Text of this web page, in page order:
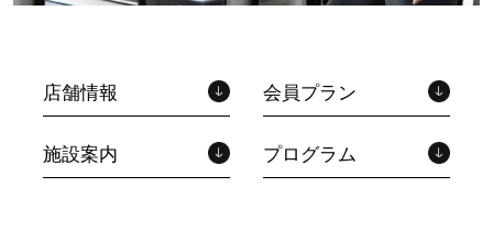
店舗情報 会員プラン
施設案内 プログラム